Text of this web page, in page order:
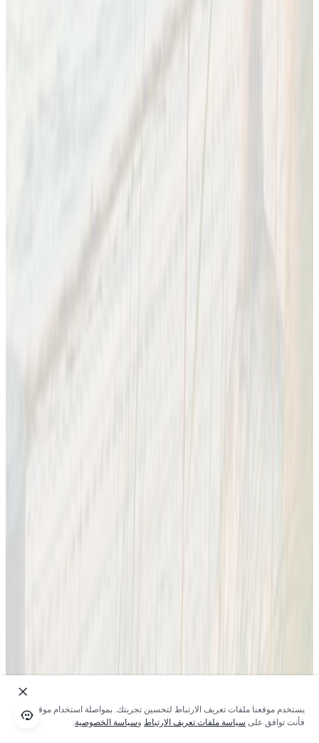
يستخدم موقعنا ملفات تعريف الارتباط لتحسين تجربتك. بمواصلة استخدام موقعنا؛
فأنت توافق على سياسة ملفات تعريف الارتباط وسياسة الخصوصية.